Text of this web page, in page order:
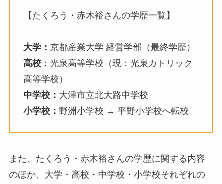
【たくろう・赤木裕さんの学歴一覧】
大学： 京都産業大学 経営学部（最終学歴）
高校：光泉高等学校（現：光泉カトリック
高等学校）
中学校： 大津市立北大路中学校
小学校： 野洲小学校 → 平野小学校へ転校
また、たくろう・赤木裕さんの学歴に関する内容
のほか、大学・高校・中学校・小学校それぞれの